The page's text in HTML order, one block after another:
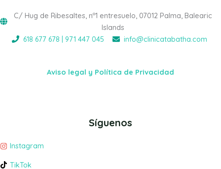
C/ Hug de Ribesaltes, nº1 entresuelo, 07012 Palma, Balearic
Islands
618 677 678 | 971 447 045
info@clinicatabatha.com
Aviso legal y Política de Privacidad
Síguenos
Instagram
TikTok